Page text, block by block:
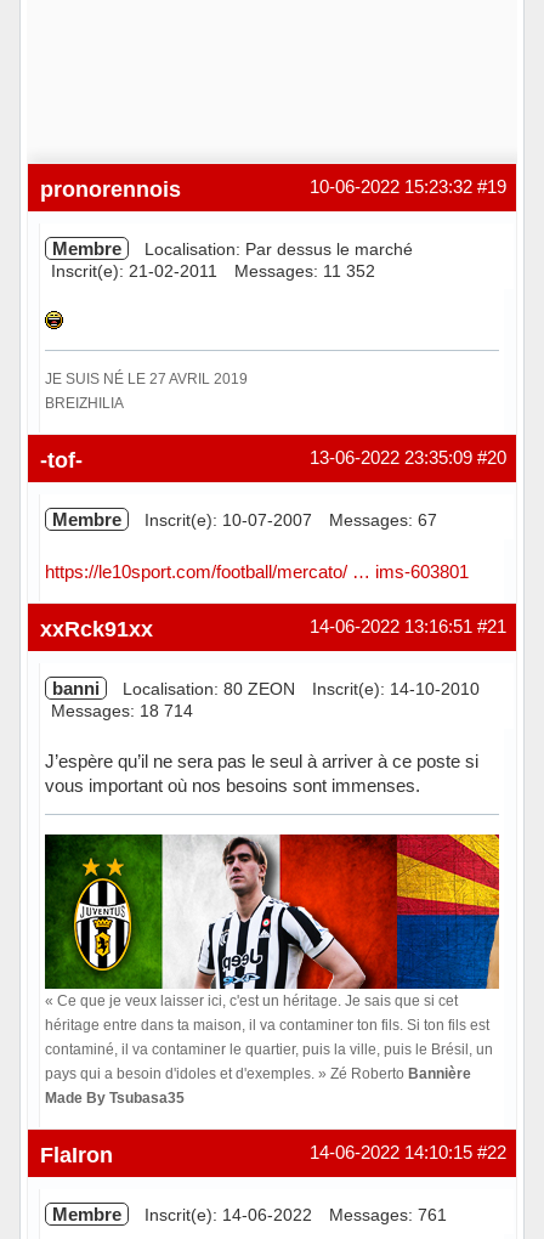
#19
10-06-2022 15:23:32
pronorennois
Membre
Localisation: Par dessus le marché
Inscrit(e): 21-02-2011
Messages: 11 352
JE SUIS NÉ LE 27 AVRIL 2019
BREIZHILIA
Hors ligne #20
13-06-2022 23:35:09
-tof-
Membre Inscrit(e): 10-07-2007 Messages: 67
https://le10sport.com/football/mercato/ … ims-603801
Hors ligne #21
14-06-2022 13:16:51
xxRck91xx
banni Localisation: 80 ZEON
Inscrit(e): 14-10-2010
Messages: 18 714
J’espère qu’il ne sera pas le seul à arriver à ce poste si
vous important où nos besoins sont immenses.
« Ce que je veux laisser ici, c'est un héritage. Je sais que si cet
héritage entre dans ta maison, il va contaminer ton fils. Si ton fils est
contaminé, il va contaminer le quartier, puis la ville, puis le Brésil, un
pays qui a besoin d'idoles et d'exemples. » Zé Roberto Bannière
Made By Tsubasa35
Hors ligne #22
14-06-2022 14:10:15
FlaIron
Membre Inscrit(e): 14-06-2022 Messages: 761